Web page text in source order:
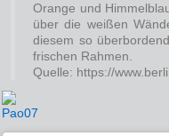
Orange und
über die weißen
diesem so
frischen Rahmen.
Quelle: https://